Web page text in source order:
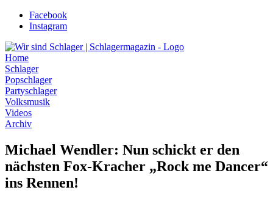
Zum
Inhalt
Facebook
Instagram
Home
Schlager
Popschlager
Partyschlager
Volksmusik
Videos
Archiv
Michael Wendler: Nun schickt er den
nächsten Fox-Kracher „Rock me Dancer“
ins Rennen!